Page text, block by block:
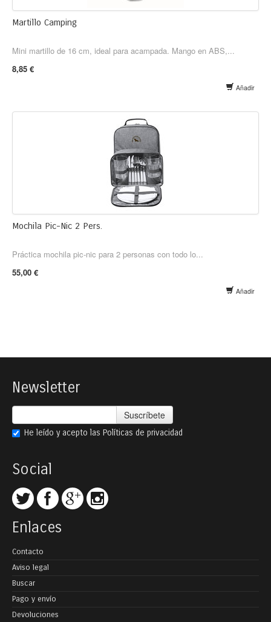
Martillo Camping
Mini martillo de 16 cm, ideal para acampada. Mango en ABS,...
8,85 €
Añadir
Mochila Pic-Nic 2 Pers.
Práctica mochila pic-nic para 2 personas con todo lo...
55,00 €
Añadir
Newsletter
Suscríbete
He leído y acepto las Políticas de privacidad
Social
Enlaces
Contacto
Aviso legal
Buscar
Pago y envío
Devoluciones